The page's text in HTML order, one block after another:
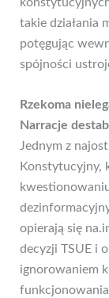
takie działania
potęgując
spójności
Rzekoma
Narracje
Jednym z
Konstytucyjny,
opierają się
decyzji TSUE i
ignorowaniem